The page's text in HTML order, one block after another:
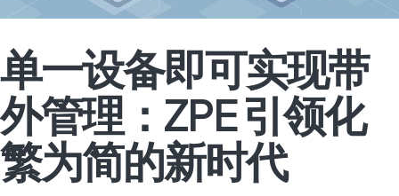
单一设备即可实现带
外管理：ZPE 引领化
繁为简的新时代